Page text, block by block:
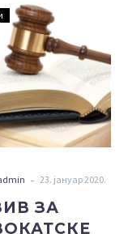
ПОЗИВ
ЗА
АДВОКАТСКЕ
ПРИПРАВНИКЕ
- 23. јануар 2020.
ЗА